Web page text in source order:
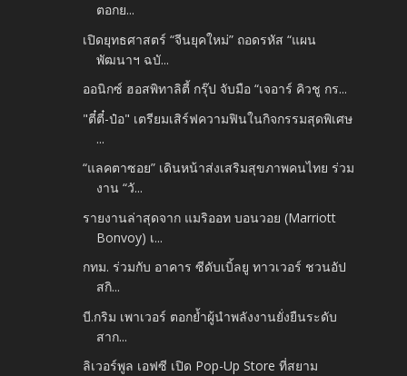
ตอกย...
เปิดยุทธศาสตร์ “จีนยุคใหม่” ถอดรหัส “แผน
พัฒนาฯ ฉบั...
ออนิกซ์ ฮอสพิทาลิตี้ กรุ๊ป จับมือ “เจอาร์ คิวชู กร...
"ตี๋ตี๋-ป๋อ" เตรียมเสิร์ฟความฟินในกิจกรรมสุดพิเศษ
...
“แลคตาซอย” เดินหน้าส่งเสริมสุขภาพคนไทย ร่วม
งาน “วั...
รายงานล่าสุดจาก แมริออท บอนวอย (Marriott
Bonvoy) เ...
กทม. ร่วมกับ อาคาร ซีดับเบิ้ลยู ทาวเวอร์ ชวนอัป
สกิ...
บี.กริม เพาเวอร์ ตอกย้ำผู้นำพลังงานยั่งยืนระดับ
สาก...
ลิเวอร์พูล เอฟซี เปิด Pop-Up Store ที่สยาม